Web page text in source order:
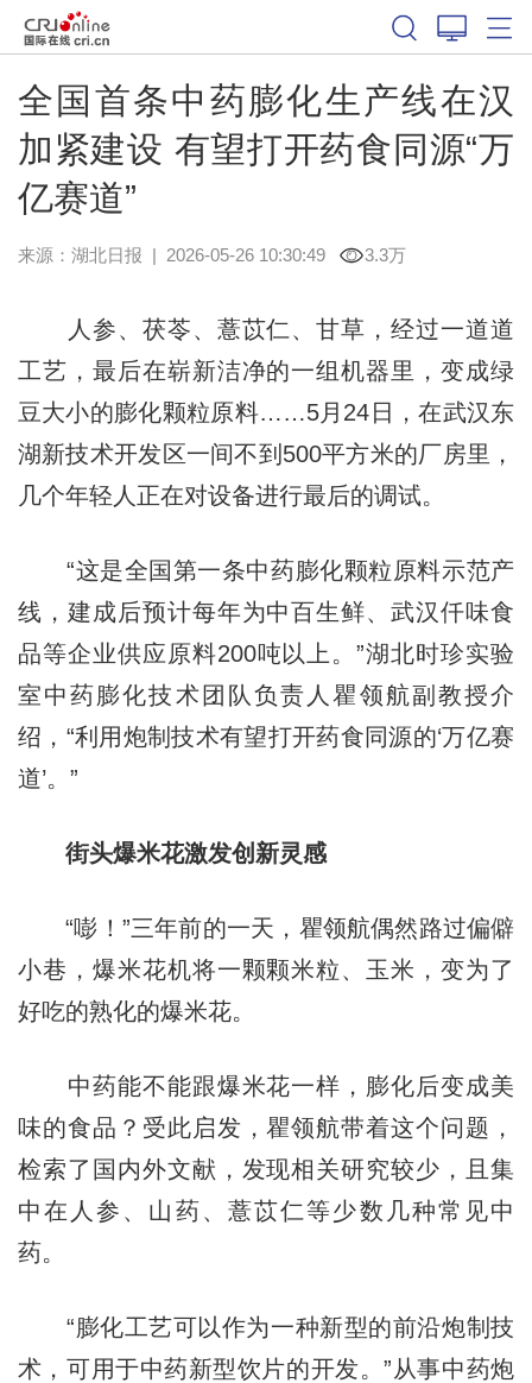
全国首条中药膨化生产线在汉
加紧建设 有望打开药食同源“万
亿赛道”
来源： 湖北日报 | 2026-05-26 10:30:49 3.3万
人参、茯苓、薏苡仁、甘草，经过一道道
工艺，最后在崭新洁净的一组机器里，变成绿
豆大小的膨化颗粒原料……5月24日，在武汉东
湖新技术开发区一间不到500平方米的厂房里，
几个年轻人正在对设备进行最后的调试。
“这是全国第一条中药膨化颗粒原料示范产
线，建成后预计每年为中百生鲜、武汉仟味食
品等企业供应原料200吨以上。”湖北时珍实验
室中药膨化技术团队负责人瞿领航副教授介
绍，“利用炮制技术有望打开药食同源的‘万亿赛
道’。”
街头爆米花激发创新灵感
“嘭！”三年前的一天，瞿领航偶然路过偏僻
小巷，爆米花机将一颗颗米粒、玉米，变为了
好吃的熟化的爆米花。
中药能不能跟爆米花一样，膨化后变成美
味的食品？受此启发，瞿领航带着这个问题，
检索了国内外文献，发现相关研究较少，且集
中在人参、山药、薏苡仁等少数几种常见中
药。
“膨化工艺可以作为一种新型的前沿炮制技
术，可用于中药新型饮片的开发。”从事中药炮